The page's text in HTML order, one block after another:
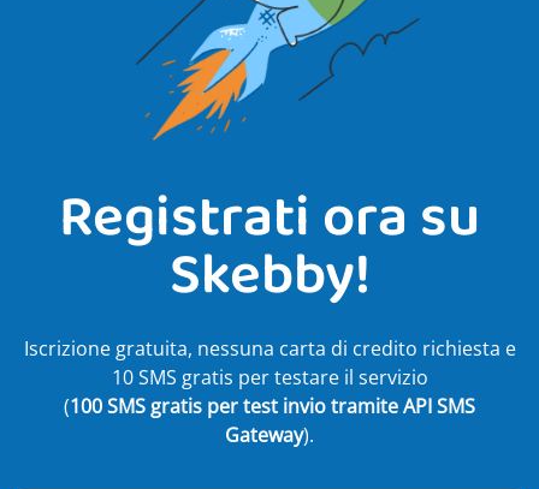
Registrati ora su
Skebby!
Iscrizione gratuita, nessuna carta di credito richiesta e
10 SMS gratis per testare il servizio
(100 SMS gratis per test invio tramite API SMS
Gateway).